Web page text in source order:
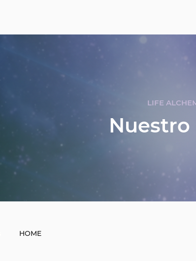
LIFE
Nuestro
HOME